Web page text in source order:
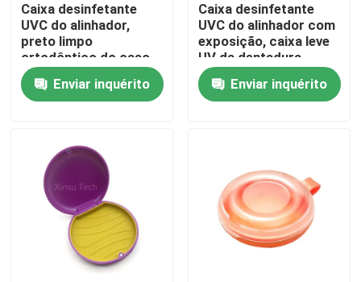
Casa
Produtos
Excursão da fábrica
Controle da qualidade
Contacte-nos
Caixa desinfetante
UVC do alinhador,
preto limpo
ortodôntico do caso
Enviar inquérito
Caixa desinfetante
UVC do alinhador com
exposição, caixa leve
UV da dentadura
magro
Enviar inquérito